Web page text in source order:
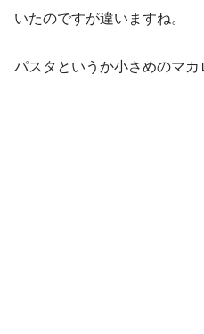
いたのですが違いますね。
パスタというか小さめのマカ